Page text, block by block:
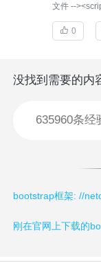
文件 --
0
没找到需要的内